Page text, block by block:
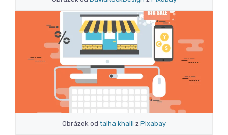
Obrázek od talha khalil z Pixabay